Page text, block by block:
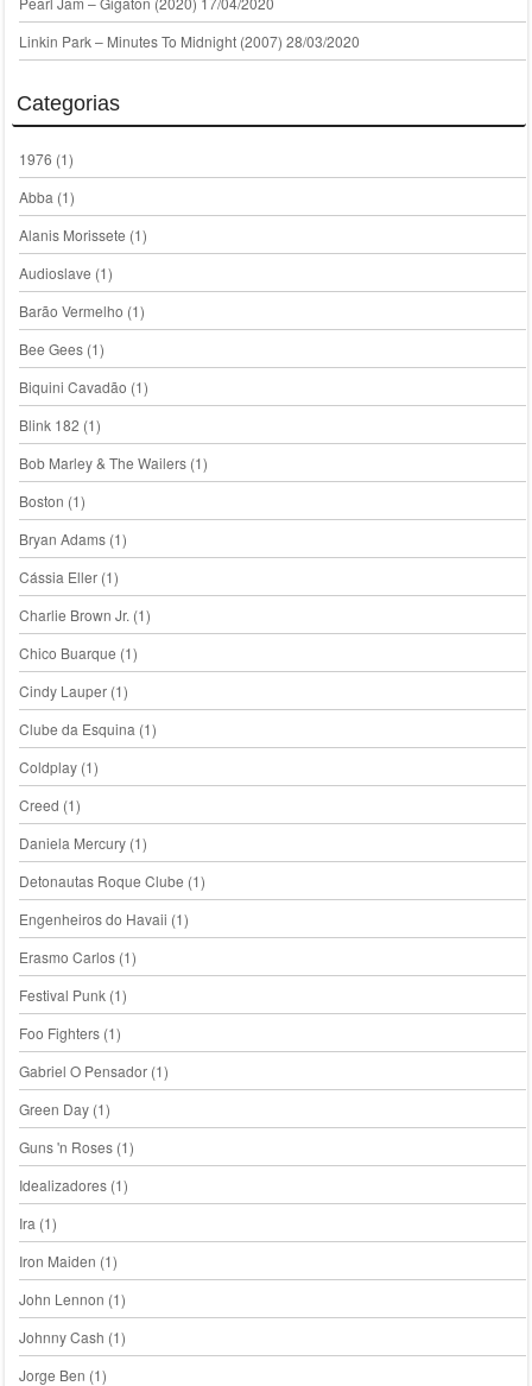
Linkin Park – Minutes To Midnight (2007) 28/03/2020
Categorias
1976 (1)
Abba (1)
Alanis Morissete (1)
Audioslave (1)
Barão Vermelho (1)
Bee Gees(1)
Biquini Cavadão (1)
Blink 182 (1)
Bob Marley & The Wailers(1)
Boston (1)
Bryan Adams(1)
Cássia Eller(1)
Charlie Brown Jr. (1)
Chico Buarque (1)
Cindy Lauper(1)
Clube da Esquina (1)
Coldplay(1)
Creed (1)
Daniela Mercury(1)
Detonautas Roque Clube (1)
Engenheiros do Havaii (1)
Erasmo Carlos(1)
Festival Punk(1)
Foo Fighters(1)
Gabriel O Pensador(1)
Green Day(1)
Guns 'n Roses(1)
Idealizadores(1)
Ira (1)
Iron Maiden (1)
John Lennon (1)
Johnny Cash (1)
Jorge Ben (1)